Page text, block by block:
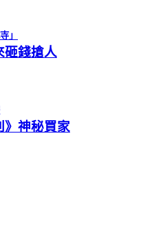
」
錢搶人
》神秘買家